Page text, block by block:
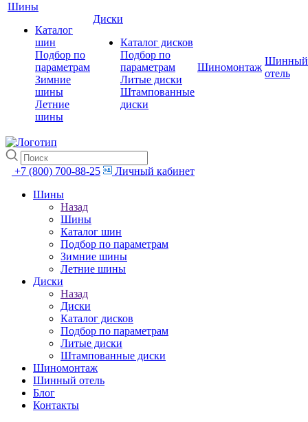
Шины
Каталог
шин
Подбор по
параметрам
Зимние
шины
Летние
шины
Диски
Каталог дисков
Подбор по
параметрам
Литые диски
Штампованные
диски
Шиномонтаж
Шинный
отель
+7 (800) 700-88-25
Личный кабинет
Шины
Назад
Шины
Каталог шин
Подбор по параметрам
Зимние шины
Летние шины
Диски
Назад
Диски
Каталог дисков
Подбор по параметрам
Литые диски
Штампованные диски
Шиномонтаж
Шинный отель
Блог
Контакты